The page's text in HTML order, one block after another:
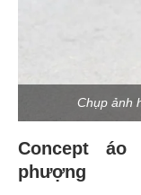
Chụp ảnh
Concept
phượng